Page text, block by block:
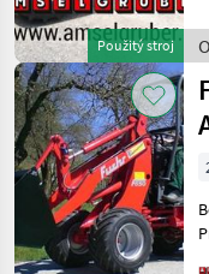
Použitý stroj